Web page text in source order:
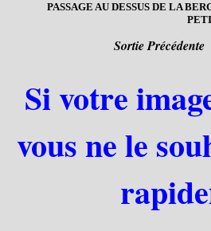
PASSAGE AU DESSUS DE LA
Sortie Précédente
Si votre
vous ne le